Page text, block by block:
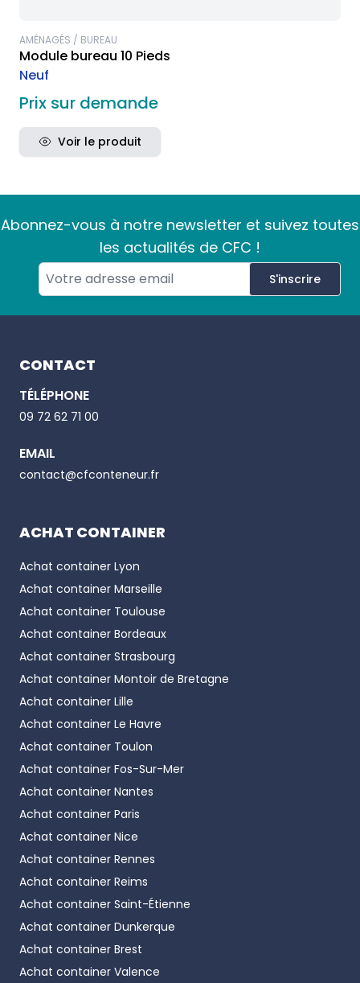
AMÉNAGÉS / BUREAU
Module bureau 10 Pieds
Neuf
Prix sur demande
Voir le produit
Abonnez-vous à notre newsletter et suivez toutes
les actualités de CFC !
S'inscrire
CONTACT
TÉLÉPHONE
Email
09 72 62 71 00
EMAIL
Phone number
contact@cfconteneur.fr
ACHAT CONTAINER
Achat container Lyon
Achat container Marseille
Achat container Toulouse
Achat container Bordeaux
Achat container Strasbourg
Achat container Montoir de Bretagne
Achat container Lille
Achat container Le Havre
Achat container Toulon
Achat container Fos-Sur-Mer
Achat container Nantes
Achat container Paris
Achat container Nice
Achat container Rennes
Achat container Reims
Achat container Saint-Étienne
Achat container Dunkerque
Achat container Brest
Achat container Valence